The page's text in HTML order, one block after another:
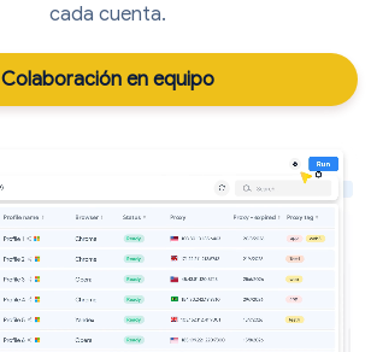
cada cuenta.
Colaboración en equipo